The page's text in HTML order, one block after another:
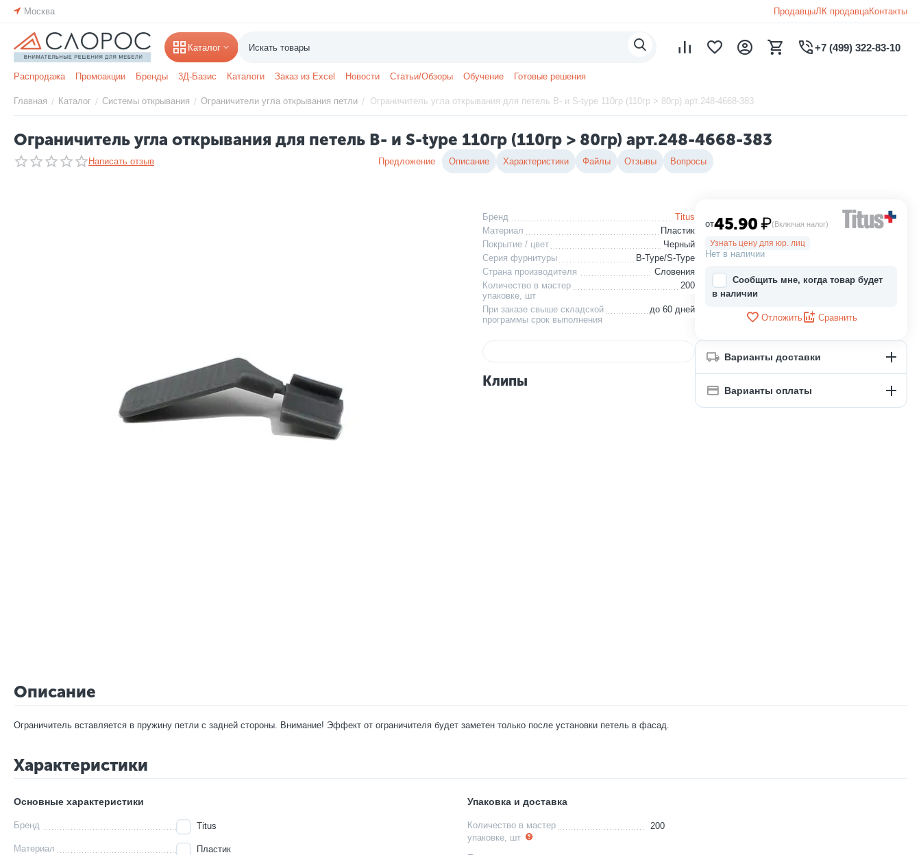
Москва ПродавцыЛК продавцаКонтакты
Каталог +7 (499) 322-83-10
Распродажа Промоакции Бренды 3Д-Базис Каталоги Заказ из Excel Новости Статьи/Обзоры Обучение Готовые решения
Главная / Каталог / Системы открывания / Ограничители угла открывания петли / Ограничитель угла открывания для петель B- и S-type 110гр (110гр > 80гр) арт.248-4668-383
Ограничитель угла открывания для петель B- и S-type 110гр (110гр > 80гр) арт.248-4668-383
Написать отзыв Предложение Описание Характеристики Файлы Отзывы Вопросы
Бренд
Titus
Материал
Пластик
Покрытие / цвет
Черный
Серия фурнитуры
B-Type/S-Type
Страна производителя
Словения
Количество в мастер
упаковке, шт
200
При заказе свыше складской
программы срок выполнения
до 60 дней
Клипы
от45.90₽(Включая налог)
Узнать цену для юр. лиц
Нет в наличии
Сообщить мне, когда товар будет
в наличии
Отложить Сравнить
Варианты доставки
Варианты оплаты
Описание
Ограничитель вставляется в пружину петли с задней стороны. Внимание! Эффект от ограничителя будет заметен только после установки петель в фасад.
Характеристики
Основные характеристики
Бренд Titus
Материал Пластик
Упаковка и доставка
Количество в мастер
упаковке, шт
200